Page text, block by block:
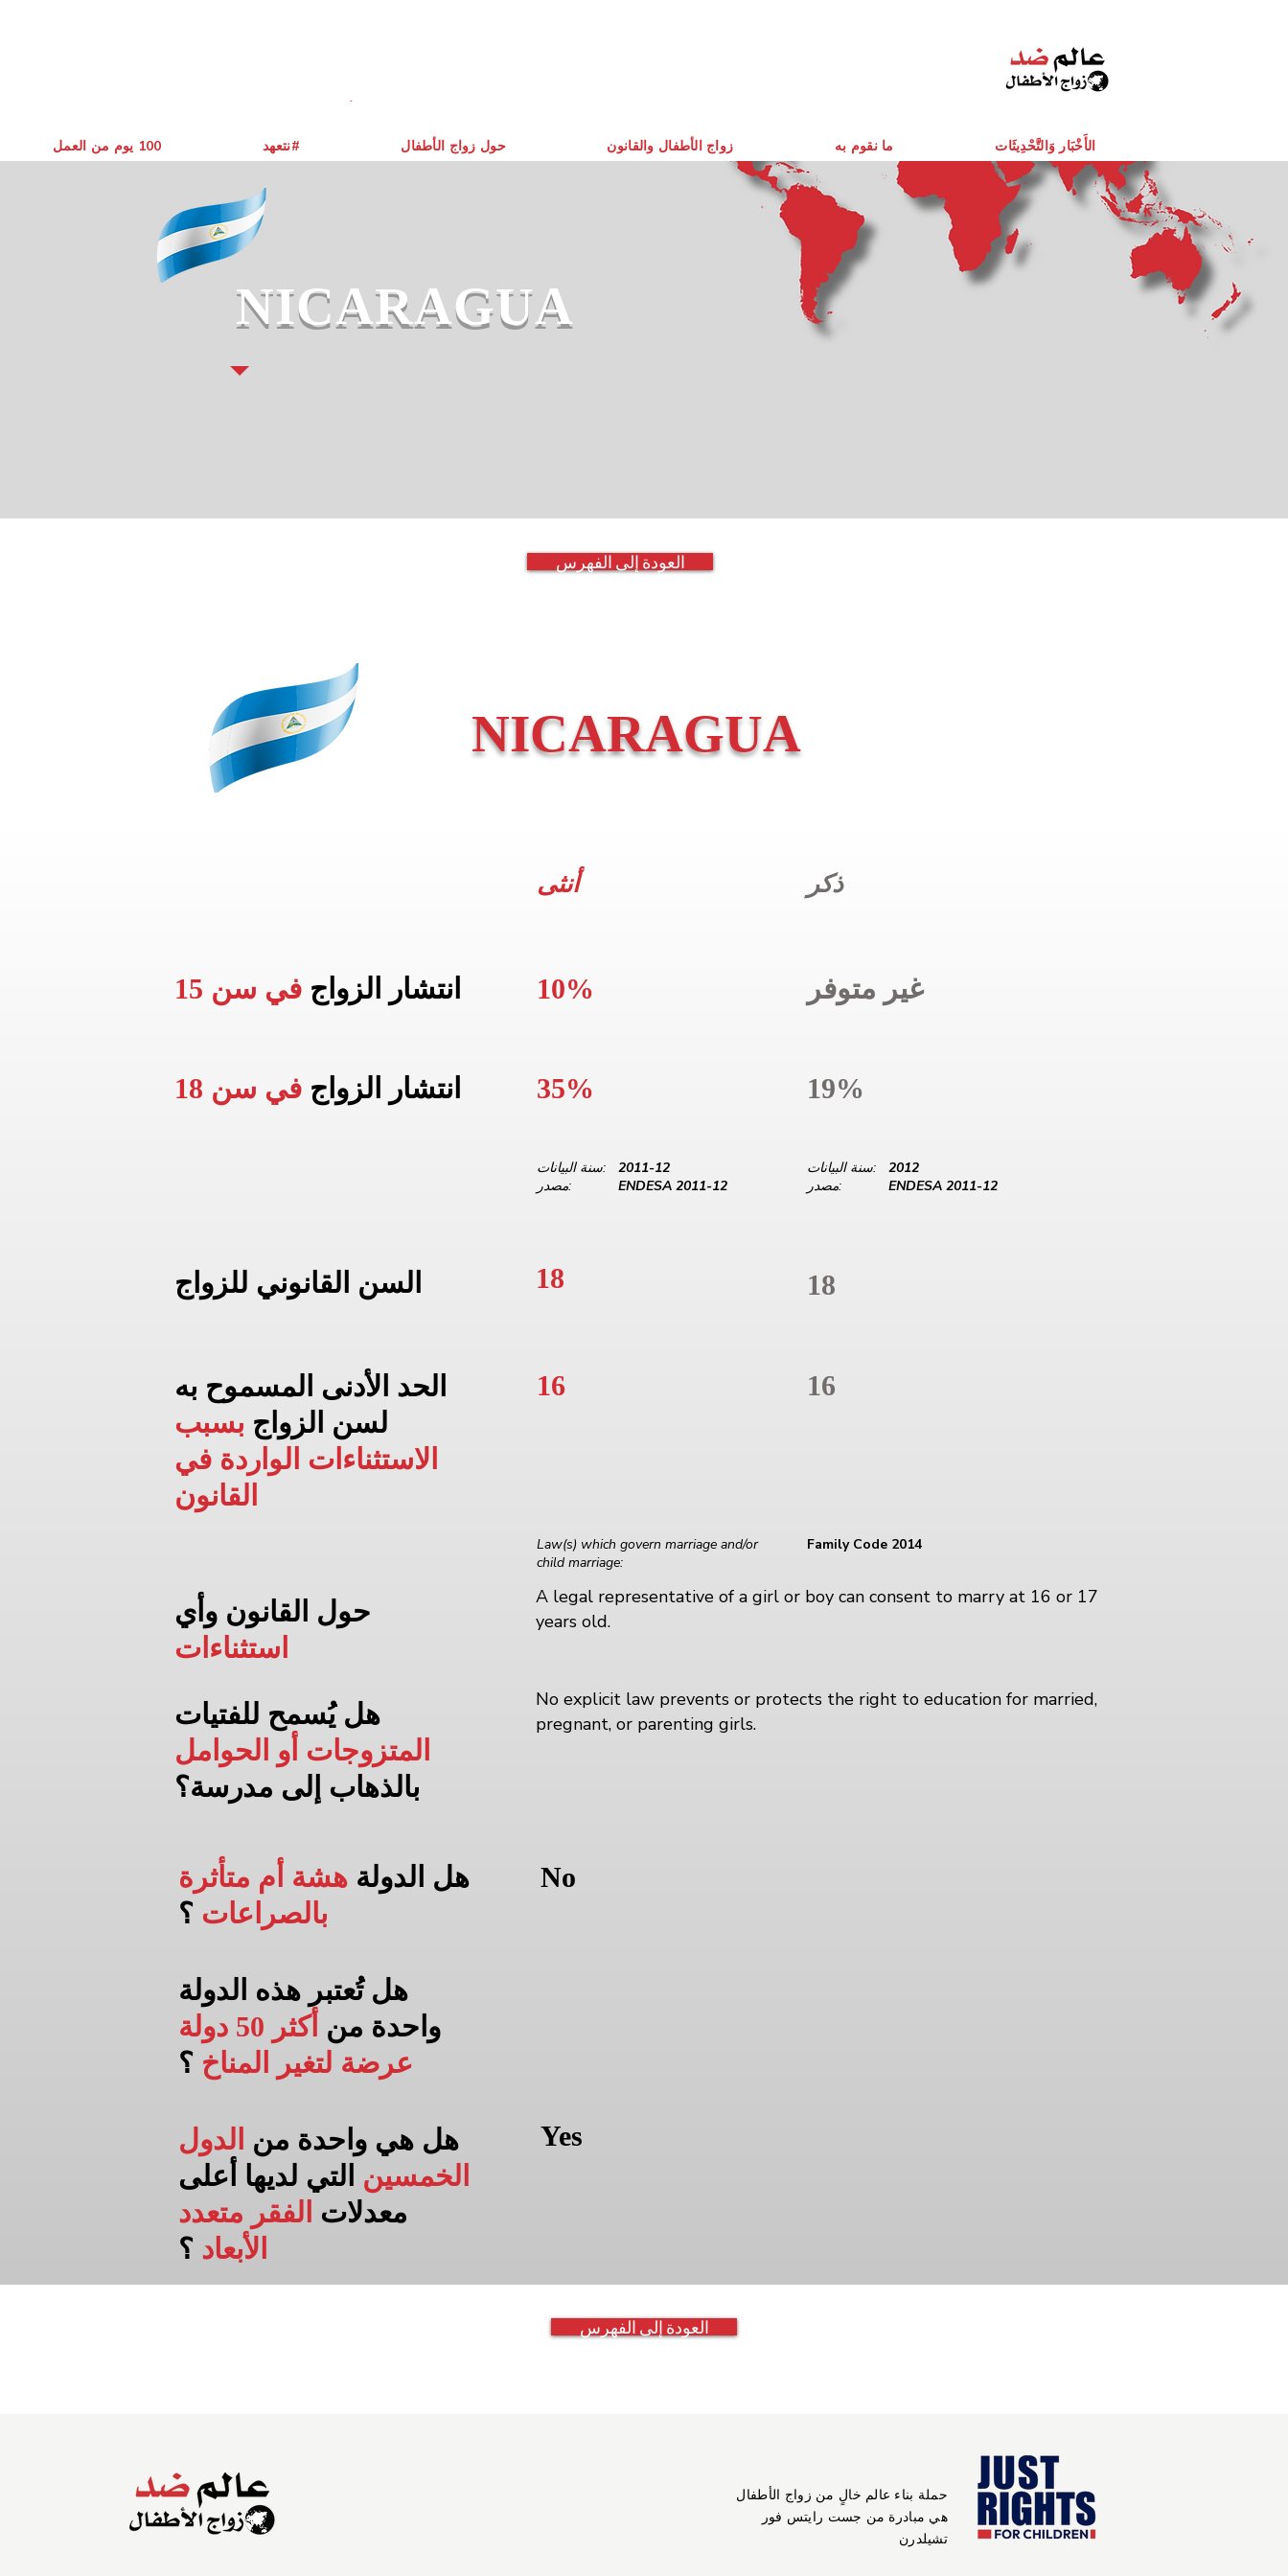
NICARAGUA
العودة إلى الفهرس
NICARAGUA
أنثى ذكر
انتشار الزواج في سن 15 10% غير متوفر
انتشار الزواج في سن 18 35% 19%
سنة البيانات:
2011-12
مصدر:
ENDESA 2011-12
سنة البيانات:
2012
مصدر:
ENDESA 2011-12
السن القانوني للزواج 18 18
الحد الأدنى المسموح به
لسن الزواج بسبب
الاستثناءات الواردة في
القانون
16 16
Law(s) which govern marriage and/or
child marriage:
Family Code 2014
حول القانون وأي
استثناءات
A legal representative of a girl or boy can consent to marry at 16 or 17
years old.
هل يُسمح للفتيات
المتزوجات أو الحوامل
بالذهاب إلى مدرسة؟
No explicit law prevents or protects the right to education for married,
pregnant, or parenting girls.
هل الدولة هشة أم متأثرة
بالصراعات ؟
No
هل تُعتبر هذه الدولة
واحدة من
أكثر 50 دولة
عرضة لتغير المناخ ؟
هل هي واحدة من الدول
الخمسين التي لديها أعلى
معدلات الفقر متعدد
الأبعاد ؟
Yes
العودة إلى الفهرس
يوم من العمل ‎100 نتعهد# حول زواج الأطفال زواج الأطفال والقانون ما نقوم به الأَخْبَار وَالتَّحْدِيثَات
حملة بناء عالم خالٍ من زواج الأطفال
هي مبادرة من جست رايتس فور
تشيلدرن